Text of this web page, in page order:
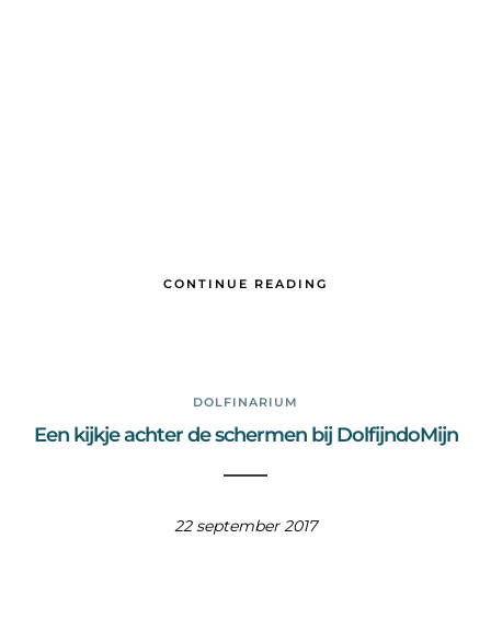
CONTINUE READING
DOLFINARIUM
Een kijkje achter de schermen bij DolfijndoMijn
22 september 2017